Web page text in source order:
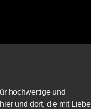
hochwertige und
und dort, die mit Liebe